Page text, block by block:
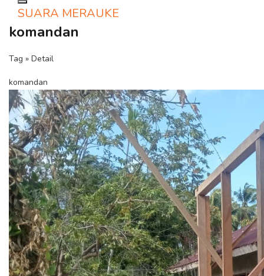
Toggle navigation
SUARA MERAUKE
komandan
Tag » Detail
komandan